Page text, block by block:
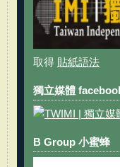
取得 貼紙語法
獨立媒體
B Group 小蜜蜂